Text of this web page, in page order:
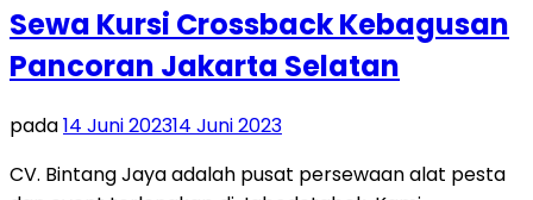
Sewa Kursi Crossback Kebagusan
Pancoran Jakarta Selatan
pada14 Juni 202314 Juni 2023
CV. Bintang Jaya adalah pusat persewaan alat pesta